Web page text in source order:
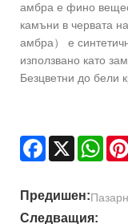
амбра е фино
камъни в червата
амбра） е
използвано като
Безцветни до бели
Facebook
X
Предишен:
Следващия: